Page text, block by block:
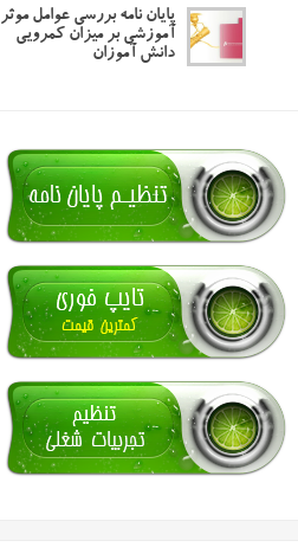
پایان نامه بررسی عوامل موثر
آموزشی بر میزان کمرویی
دانش آموزان